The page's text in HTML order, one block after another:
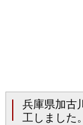
兵庫県加古
工しました。